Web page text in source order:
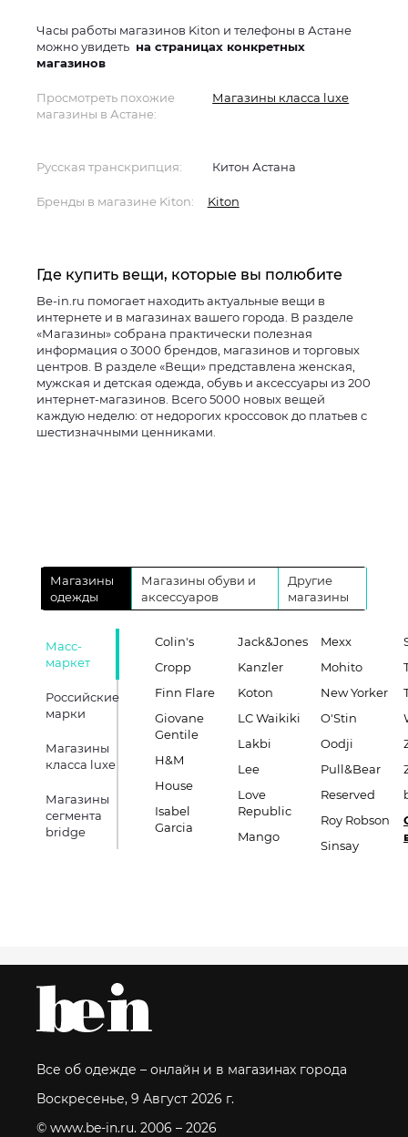
Часы работы магазинов Kiton и телефоны в Астане
можно увидеть на страницах конкретных
магазинов
Просмотреть похожие
магазины в Астане:
Магазины класса luxe
Русская транскрипция: Китон Астана
Бренды в магазине Kiton: Kiton
Где купить вещи, которые вы полюбите
Be-in.ru помогает находить актуальные вещи в
интернете и в магазинах вашего города. В разделе
«Магазины» собрана практически полезная
информация о 3000 брендов, магазинов и торговых
центров. В разделе «Вещи» представлена женская,
мужская и детская одежда, обувь и аксессуары из 200
интернет-магазинов. Всего 5000 новых вещей
каждую неделю: от недорогих кроссовок до платьев с
шестизначными ценниками.
Магазины
одежды
Магазины обуви и
аксессуаров
Другие
магазины
Масс-
маркет
Российские
марки
Магазины
класса luxe
Магазины
сегмента
bridge
Colin's
Cropp
Finn Flare
Giovane
Gentile
H&M
House
Isabel
Garcia
Jack&Jones
Kanzler
Koton
LC Waikiki
Lakbi
Lee
Love
Republic
Mango
Mexx
Mohito
New Yorker
O'Stin
Oodji
Pull&Bear
Reserved
Roy Robson
Sinsay
Все об одежде – онлайн и в магазинах города
Воскресенье, 9 Август 2026 г.
© www.be-in.ru. 2006 – 2026